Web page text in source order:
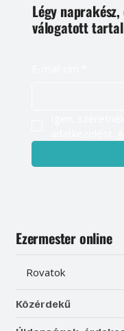
Légy
válogatott
Ezermester online
Rovatok
Közérdekű